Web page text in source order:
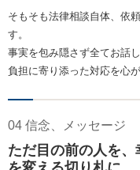
そもそも法律相談自体、依
す。
事実を包み隠さず全てお話
負担に寄り添った対応を心が
04 信念、メッセージ
ただ目の前の人を